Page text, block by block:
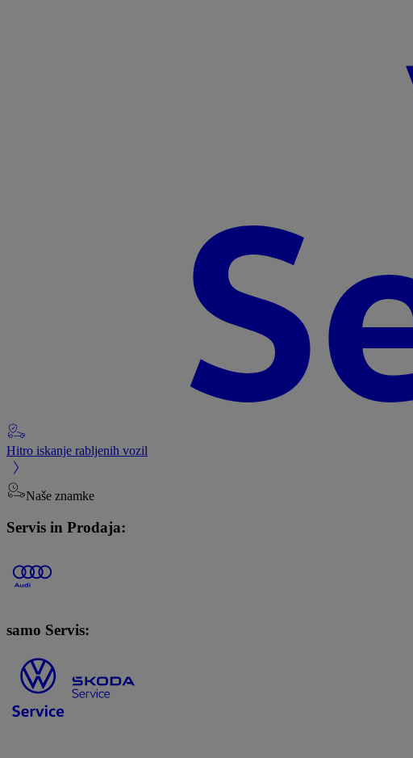
Hitro iskanje rabljenih vozil
Naše znamke
Servis in Prodaja:
samo Servis: